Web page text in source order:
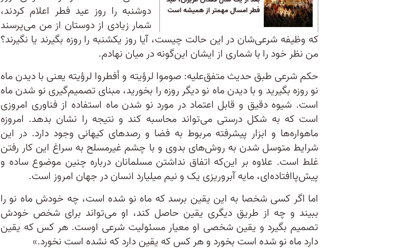
فطر امسال مهمتر از همیشه است
دوشنبه را روز عید فطر اعلام کردند،
شمار زیادی از دوستان از من می‌پرسند
که وظیفه شرعی‌شان در این حالت چیست، آیا روز یکشنبه را روزه بگیرند یا نگیرند؟
من نظر خود را با شماری از ایشان این‌گونه در میان نهادم.
حکم شرعی طبق حدیث متفق‌علیه: صوموا لرؤیته و أفطروا لرؤیته یعنی با دیدن ماه
نو روزه بگیرید و با دیدن ماه نو دیگر روزه را بخورید، مبنای تصمیم‌گیری نو شدن ماه
است. شیوه دقیق و قابل اعتماد در مورد نو شدن ماه استفاده از فناوری امروزی
است که به شکل درستی می‌تواند محاسبه کند و نتیجه را نشان بدهد. امروزه
ماهواره‌ها و ابزار پیشرفته مربوط به فضا و رصدهای کیهانی وجود دارد. در این
شرایط متوسل شدن به روش‌های بدوی و با چشم غیرمسلح به سراغ این کار رفتن
غلط است. علاوه بر این‌که اتفاق نداشتن مسلمانان درباره چنین موضوع ساده و
پیش‌پاافتاده‌ای، مایه آبروریزی یک و نیم میلیارد انسان در جهان امروز است.
اما اگر کسی شخصا به این یقین برسد که ماه نو شده است، چه خودش ماه نو را
ببیند و چه از طریق دیگری یقین حاصل کند، او می‌تواند برای شخص خودش
تصمیم بگیرد و یقین شخصی او معیار مسئولیت شرعی اوست. هر کس که یقین
دارد ماه نو شده است بخورد و هر کس که یقین دارد که نشده است نخورد.»